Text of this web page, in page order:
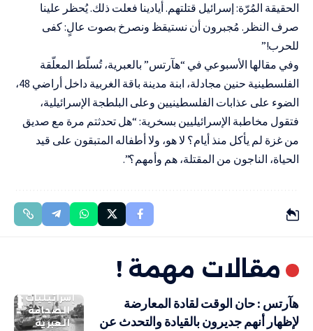
الحقيقة المُرّة: إسرائيل قتلتهم. أيادينا فعلت ذلك. يُحظر علينا
صرف النظر. مُجبرون أن نستيقظ ونصرخ بصوت عالٍ: كفى
للحرب!”
وفي مقالها الأسبوعي في “هآرتس” بالعبرية، تُسلّط المعلّقة
الفلسطينية حنين مجادلة، ابنة مدينة باقة الغربية داخل أراضي 48،
الضوء على عذابات الفلسطينيين وعلى البلطجة الإسرائيلية،
فتقول مخاطبة الإسرائيليين بسخرية: “هل تحدثتم مرة مع صديق
من غزة لم يأكل منذ أيام؟ لا هو، ولا أطفاله المتبقون على قيد
الحياة، الناجون من المقتلة، هم وأمهم؟”.
مقالات مهمة !
إسرائيليات
الصحافة
العبرية
هآرتس : حان الوقت لقادة المعارضة
لإظهار أنهم جديرون بالقيادة والتحدث عن